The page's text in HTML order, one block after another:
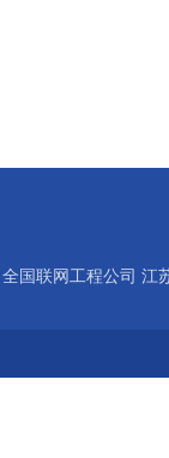
全国联网工程公司 江